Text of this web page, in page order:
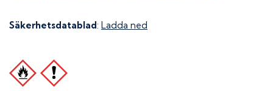
Säkerhetsdatablad: Ladda ned